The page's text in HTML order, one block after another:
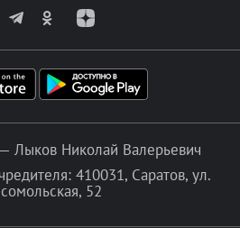
Лыков Николай Валерьевич
410031, Саратов, ул.
52